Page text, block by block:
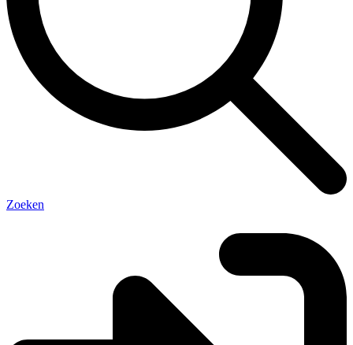
Zoeken